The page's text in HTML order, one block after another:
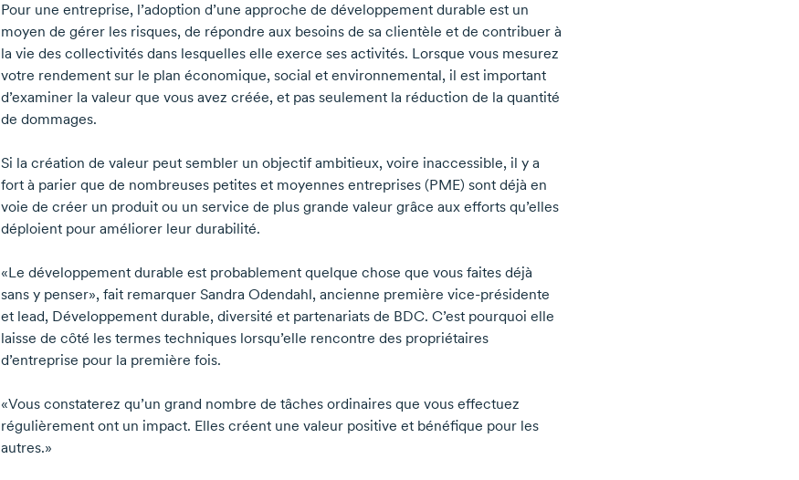
Pour une entreprise, l’adoption d’une approche de développement durable est un
moyen de gérer les risques, de répondre aux besoins de sa clientèle et de contribuer à
la vie des collectivités dans lesquelles elle exerce ses activités. Lorsque vous mesurez
votre rendement sur le plan économique, social et environnemental, il est important
d’examiner la valeur que vous avez créée, et pas seulement la réduction de la quantité
de dommages.
Si la création de valeur peut sembler un objectif ambitieux, voire inaccessible, il y a
fort à parier que de nombreuses petites et moyennes entreprises (PME) sont déjà en
voie de créer un produit ou un service de plus grande valeur grâce aux efforts qu’elles
déploient pour améliorer leur durabilité.
«Le développement durable est probablement quelque chose que vous faites déjà
sans y penser», fait remarquerSandra Odendahl, ancienne premièrevice-présidente
et lead, Développement durable, diversité et partenariats de BDC. C’est pourquoi elle
laisse de côté les termes techniques lorsqu’elle rencontre des propriétaires
d’entreprise pour la première fois.
«Vous constaterez qu’un grand nombre de tâches ordinaires que vous effectuez
régulièrement ont un impact. Elles créent une valeur positive et bénéfique pour les
autres.»